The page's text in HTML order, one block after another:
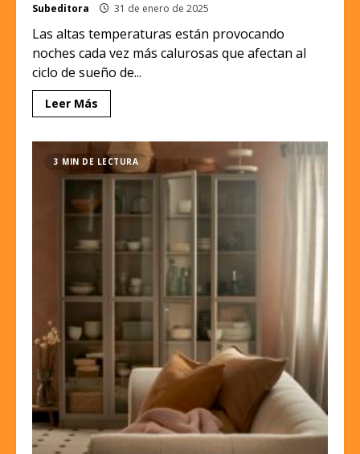
Subeditora 31 de enero de 2025
Las altas temperaturas están provocando
noches cada vez más calurosas que afectan al
ciclo de sueño de...
Leer Más
3 MIN DE LECTURA